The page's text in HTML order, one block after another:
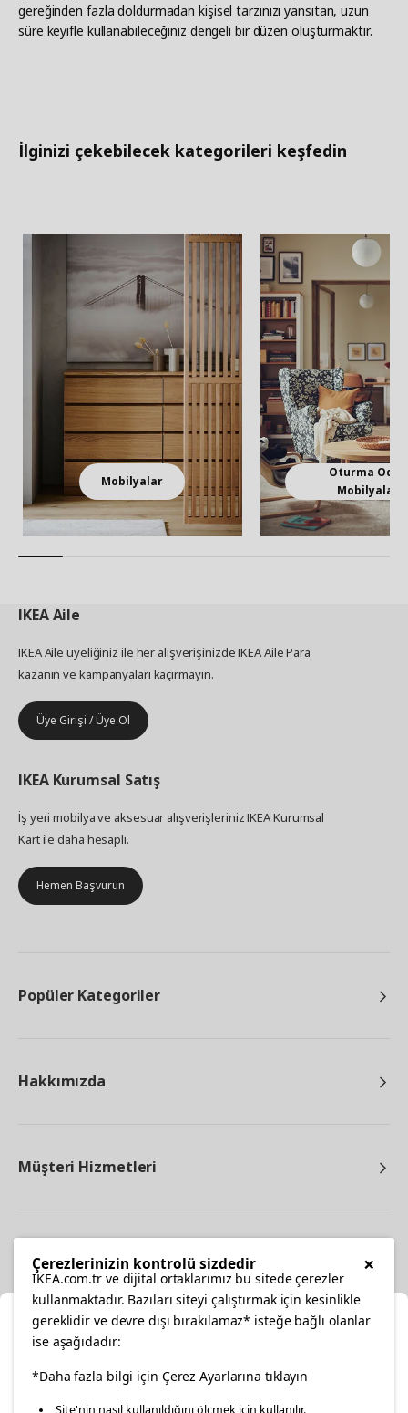
gereğinden fazla doldurmadan kişisel tarzınızı yansıtan, uzun
süre keyifle kullanabileceğiniz dengeli bir düzen oluşturmaktır.
İlginizi çekebilecek kategorileri keşfedin
Mobilyalar
Oturma
Mobilyaları
IKEAAile
IKEA Aile üyeliğiniz ile her alışverişinizde IKEA Aile Para
kazanın ve kampanyaları kaçırmayın.
Üye Girişi / Üye Ol
IKEA Kurumsal Satış
İş yeri mobilya ve aksesuar alışverişleriniz IKEA Kurumsal
Kart ile daha hesaplı.
Hemen Başvurun
Popüler Kategoriler
Hakkımızda
Müşteri Hizmetleri
facebooktwitterinstagrampinterestyoutube
Konumunuzu Seçin
×
Çerezlerinizin kontrolü sizdedir
IKEA.com.tr ve dijital ortaklarımız bu sitede çerezler
kullanmaktadır. Bazıları siteyi çalıştırmak için kesinlikle
gereklidir ve devre dışı bırakılamaz* isteğe bağlı olanlar
ise aşağıdadır:
*Daha fazla bilgi için Çerez Ayarlarına tıklayın
Site'nin nasıl kullanıldığını ölçmek için kullanılır.